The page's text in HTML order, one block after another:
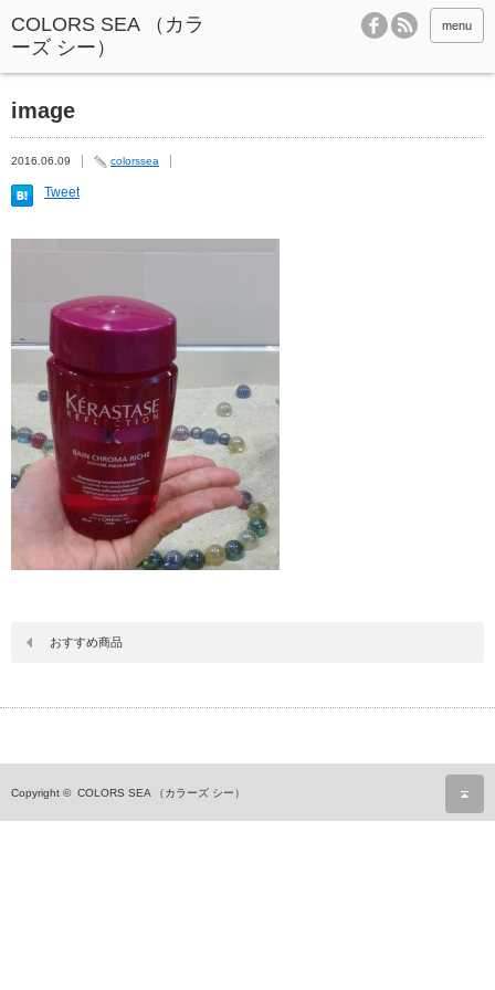
menu
image
2016.06.09 colorssea
Tweet
おすすめ商品
Copyright © COLORS SEA （カラーズ シー）